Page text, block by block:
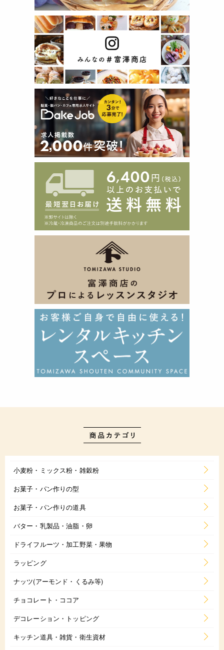
小麦粉・ミックス粉・雑穀粉
お菓子・パン作りの型
お菓子・パン作りの道具
バター・乳製品・油脂・卵
ドライフルーツ・加工野菜・果物
ラッピング
ナッツ(アーモンド・くるみ等)
チョコレート・ココア
デコレーション・トッピング
キッチン道具・雑貨・衛生資材